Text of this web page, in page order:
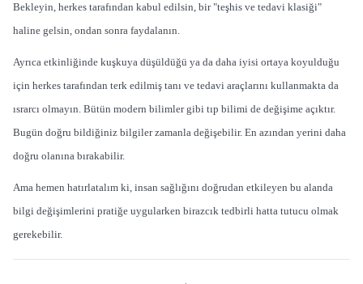
Bekleyin, herkes tarafından kabul edilsin, bir "teşhis ve tedavi klasiği"
haline gelsin, ondan sonra faydalanın.
Ayrıca etkinliğinde kuşkuya düşüldüğü ya da daha iyisi ortaya koyulduğu
için herkes tarafından terk edilmiş tanı ve tedavi araçlarını kullanmakta da
ısrarcı olmayın. Bütün modern bilimler gibi tıp bilimi de değişime açıktır.
Bugün doğru bildiğiniz bilgiler zamanla değişebilir. En azından yerini daha
doğru olanına bırakabilir.
Ama hemen hatırlatalım ki, insan sağlığını doğrudan etkileyen bu alanda
bilgi değişimlerini pratiğe uygularken birazcık tedbirli hatta tutucu olmak
gerekebilir.